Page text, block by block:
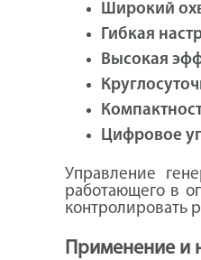
Широкий
Гибкая
Высокая
Цифровое
Управление
работающего в
контролировать
Применение и